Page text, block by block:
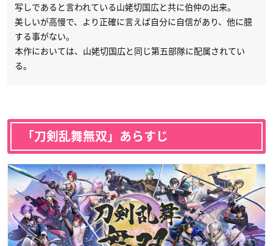
写しであると言われている山姥切国広と共に伯仲の出来。
美しいが高慢で、より正確に言えば自分に自信があり、他に臆
する事がない。
本作においては、山姥切国広と同じ第五部隊に配属されてい
る。
「刀剣乱舞無双」あらすじ